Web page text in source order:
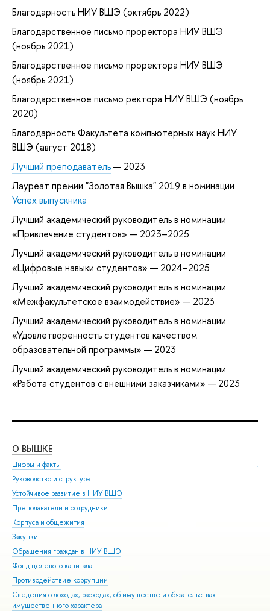
Благодарность НИУ ВШЭ (октябрь 2022)
Благодарственное письмо проректора НИУ ВШЭ
(ноябрь 2021)
Благодарственное письмо проректора НИУ ВШЭ
(ноябрь 2021)
Благодарственное письмо ректора НИУ ВШЭ (ноябрь
2020)
Благодарность Факультета компьютерных наук НИУ
ВШЭ (август 2018)
Лучший преподаватель— 2023
Лауреат премии "Золотая Вышка" 2019 в номинации
Успех выпускника
Лучший академический руководитель в номинации
«Привлечение студентов» — 2023–2025
Лучший академический руководитель в номинации
«Цифровые навыки студентов» — 2024–2025
Лучший академический руководитель в номинации
«Межфакультетское взаимодействие» — 2023
Лучший академический руководитель в номинации
«Удовлетворенность студентов качеством
образовательной программы» — 2023
Лучший академический руководитель в номинации
«Работа студентов с внешними заказчиками» — 2023
О ВЫШКЕ
Цифры и факты
Руководство и структура
Устойчивое развитие в НИУ ВШЭ
Преподаватели и сотрудники
Корпуса и общежития
Закупки
Обращения граждан в НИУ ВШЭ
Фонд целевого капитала
Противодействие коррупции
Сведения о доходах, расходах, об имуществе и обязательствах
имущественного характера